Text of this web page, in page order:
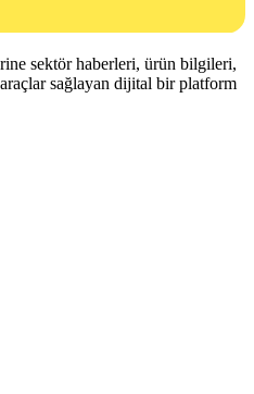
sektör haberleri, ürün bilgileri,
sağlayan dijital bir platform